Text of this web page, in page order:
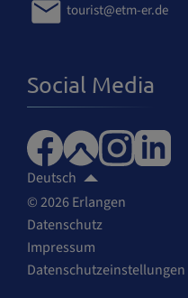
tourist@etm-er.de
Social Media
Deutsch
© 2026 Erlangen
Datenschutz
Impressum
Datenschutzeinstellungen